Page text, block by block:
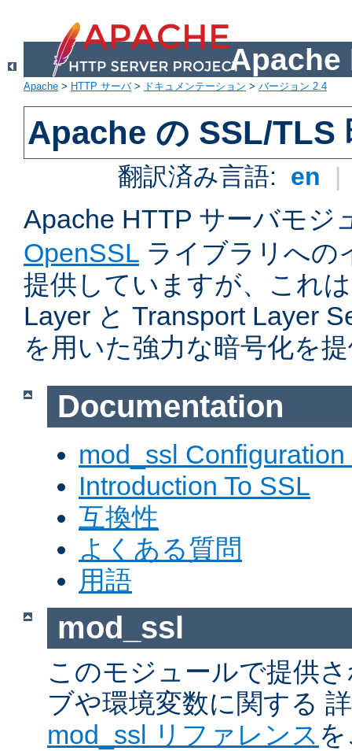
Apache
Apache > HTTP サーバ> ドキュメンテーション > バージョン 2.4
Apache の SSL/TLS
翻訳済み言語: en |
Apache HTTP サーバモジ
OpenSSL ライブラリへの
提供していますが、これ
Layer と Transport Layer
を用いた強力な暗号化を
Documentation
mod_ssl Configuration
Introduction To SSL
互換性
よくある質問
用語
mod_ssl
このモジュールで提供
ブや環境変数に関する
mod_ssl リファレンス